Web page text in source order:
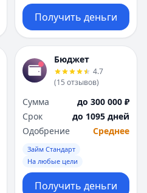
Получить деньги
Бюджет
4.7
(15 отзывов)
Сумма
до 300 000 ₽
Срок
до 1095 дней
Одобрение
Среднее
Займ Стандарт
На любые цели
Получить деньги